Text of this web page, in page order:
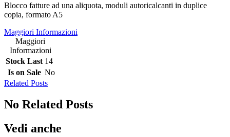
Blocco fatture ad una aliquota, moduli autoricalcanti in duplice
copia, formato A5
Maggiori Informazioni
Maggiori
Informazioni
Stock Last 14
Is on Sale No
Related Posts
No Related Posts
Vedi anche